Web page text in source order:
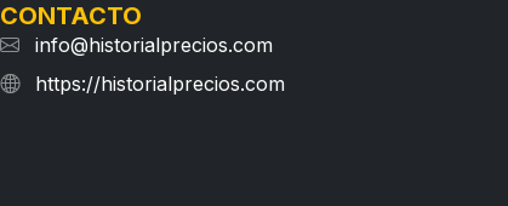
CONTACTO
info@historialprecios.com
https://historialprecios.com